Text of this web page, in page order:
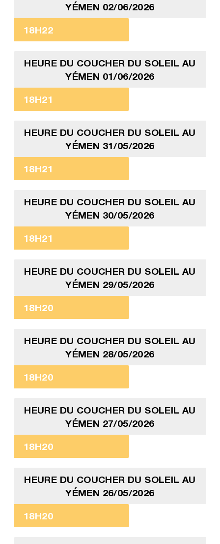
YÉMEN 02/06/2026
18H22
HEURE DU COUCHER DU SOLEIL AU
YÉMEN 01/06/2026
18H21
HEURE DU COUCHER DU SOLEIL AU
YÉMEN 31/05/2026
18H21
HEURE DU COUCHER DU SOLEIL AU
YÉMEN 30/05/2026
18H21
HEURE DU COUCHER DU SOLEIL AU
YÉMEN 29/05/2026
18H20
HEURE DU COUCHER DU SOLEIL AU
YÉMEN 28/05/2026
18H20
HEURE DU COUCHER DU SOLEIL AU
YÉMEN 27/05/2026
18H20
HEURE DU COUCHER DU SOLEIL AU
YÉMEN 26/05/2026
18H20